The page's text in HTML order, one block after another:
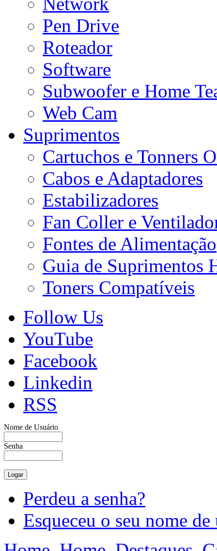
Pen Drive
Roteador
Software
Subwoofer e Home
Web Cam
Suprimentos
Cartuchos e Tonners
Cabos e Adaptadores
Estabilizadores
Fan Coller e
Fontes de Alimentação
Guia de Suprimentos
Toners Compatíveis
Follow Us
YouTube
Facebook
Linkedin
RSS
Nome de Usuário
Senha
Perdeu a senha?
Esqueceu o seu nome de